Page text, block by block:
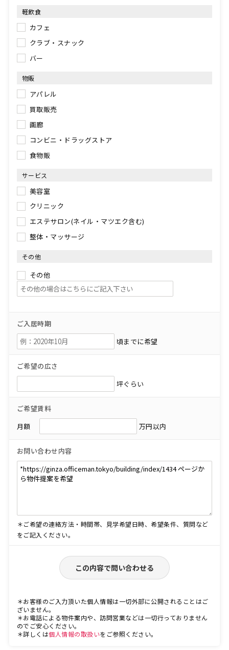
軽飲食
カフェ
クラブ・スナック
バー
物販
アパレル
買取販売
画廊
コンビニ・ドラッグストア
食物販
サービス
美容室
クリニック
エステサロン(ネイル・マツエク含む)
整体・マッサージ
その他
その他
ご入居時期
頃までに希望
ご希望の広さ
坪ぐらい
ご希望賃料
月額
万円以内
お問い合わせ内容
＊ご希望の連絡方法・時間帯、見学希望日時、希望条件、質問など
をご記入ください。
この内容で問い合わせる
＊お客様のご入力頂いた個人情報は一切外部に公開されることはご
ざいません。
＊お電話による物件案内や、訪問営業などは一切行っておりません
のでご安心ください。
＊詳しくは個人情報の取扱いをご参照ください。